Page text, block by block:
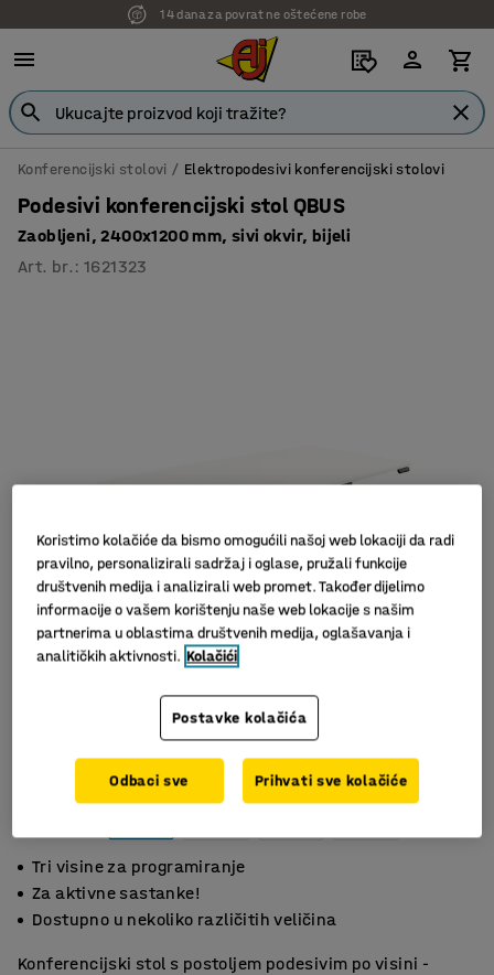
14 dana za povrat ne oštećene robe
Konferencijski stolovi Elektropodesivi konferencijski stolovi
Podesivi konferencijski stol QBUS
Zaobljeni, 2400x1200 mm, sivi okvir, bijeli
Art. br. :1621323
Tri visine za programiranje
Za aktivne sastanke!
Dostupno u nekoliko različitih veličina
Konferencijski stol s postoljem podesivim po visini -
Koristimo kolačiće da bismo omogućili našoj web lokaciji da radi
pravilno, personalizirali sadržaj i oglase, pružali funkcije
društvenih medija i analizirali web promet. Također dijelimo
informacije o vašem korištenju naše web lokacije s našim
partnerima u oblastima društvenih medija, oglašavanja i
analitičkih aktivnosti. Kolačići
Postavke kolačića
Odbaci sve Prihvati sve kolačiće